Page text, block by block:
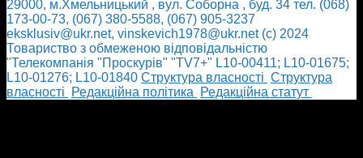
29000, м.Хмельницький , вул. Соборна , буд. 34 тел. (068)
173-00-73, (067) 380-5588, (067) 905-3237
eksklusiv@ukr.net, vinskevich1978@ukr.net (с) 2024
Товариство з обмеженою відповідальністю
"Телекомпанія "Проскурів" "TV7+" L10-00411; L10-01675;
L10-01276; L10-01840 Cтруктура власності Cтруктура
власності
Редакційна політика Редакційна статут